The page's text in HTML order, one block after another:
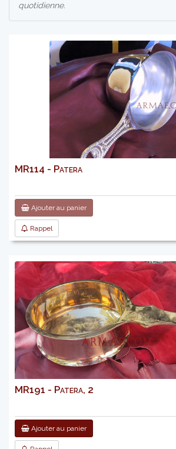
quotidienne.
MR114 - Patera
Ajouter au panier
Rappel
MR191 - Patera, 2
Ajouter au panier